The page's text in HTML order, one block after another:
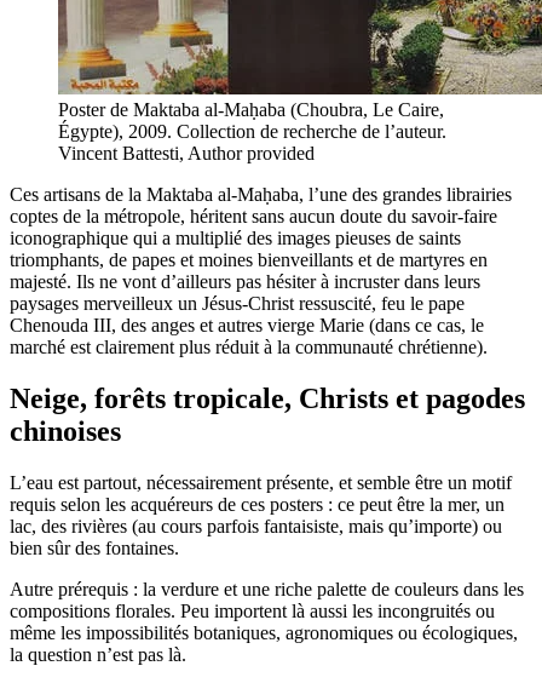
Poster de Maktaba al-Maḥaba (Choubra, Le Caire,
Égypte), 2009. Collection de recherche de l’auteur.
Vincent Battesti, Author provided
Ces artisans de la Maktaba al-Maḥaba, l’une des grandes librairies
coptes de la métropole, héritent sans aucun doute du savoir-faire
iconographique qui a multiplié des images pieuses de saints
triomphants, de papes et moines bienveillants et de martyres en
majesté. Ils ne vont d’ailleurs pas hésiter à incruster dans leurs
paysages merveilleux un Jésus-Christ ressuscité, feu le pape
Chenouda III, des anges et autres vierge Marie (dans ce cas, le
marché est clairement plus réduit à la communauté chrétienne).
Neige, forêts tropicale, Christs et pagodes
chinoises
L’eau est partout, nécessairement présente, et semble être un motif
requis selon les acquéreurs de ces posters : ce peut être la mer, un
lac, des rivières (au cours parfois fantaisiste, mais qu’importe) ou
bien sûr des fontaines.
Autre prérequis : la verdure et une riche palette de couleurs dans les
compositions florales. Peu importent là aussi les incongruités ou
même les impossibilités botaniques, agronomiques ou écologiques,
la question n’est pas là.